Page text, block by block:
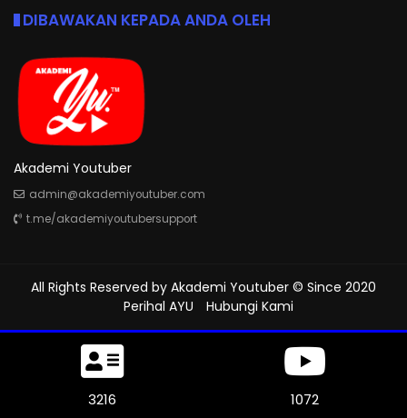
DIBAWAKAN KEPADA ANDA OLEH
Akademi Youtuber
admin@akademiyoutuber.com
t.me/akademiyoutubersupport
All Rights Reserved by Akademi Youtuber © Since 2020
Perihal AYU
Hubungi Kami
3567 1188